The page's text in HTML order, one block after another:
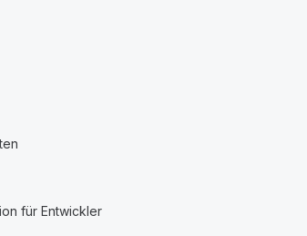
für Entwickler